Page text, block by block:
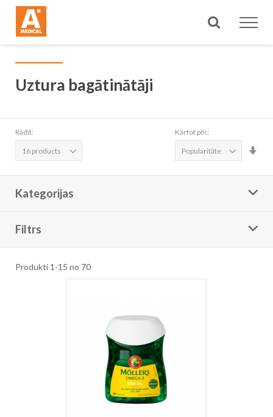
Meklēt
Uztura bagātinātāji
Rādīt: Kārtot pēc:
Kategorijas
Filtrs
Produkti 1 -15 no 70